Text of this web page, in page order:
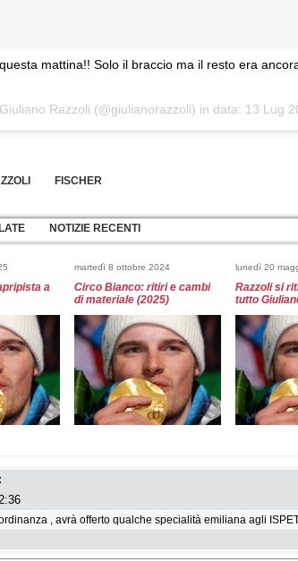
mattina!! Solo il braccio ma il resto era
Razzoli (@giulianorazzoli) in data: 13 Lug
FISCHER
NOTIZIE RECENTI
a
martedì 8 ottobre 2024
Circo Bianco: ritiri e cambi
di materiale (2025)
lunedì 20
Razzoli si
tutto
, avrà offerto qualche specialità emiliana agli